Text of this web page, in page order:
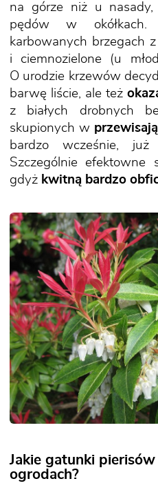
na górze niż u nasady,
pędów w
karbowanych brzegach
i ciemnozielone (u
O urodzie krzewów
barwę liście, ale też
z białych drobnych
skupionych w
bardzo wcześnie,
Szczególnie efektowne
gdyż kwitną bardzo
Jakie gatunki
ogrodach?